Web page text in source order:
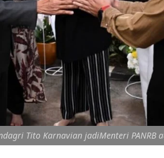
Tito Karnavian jadiMenteri PANRB